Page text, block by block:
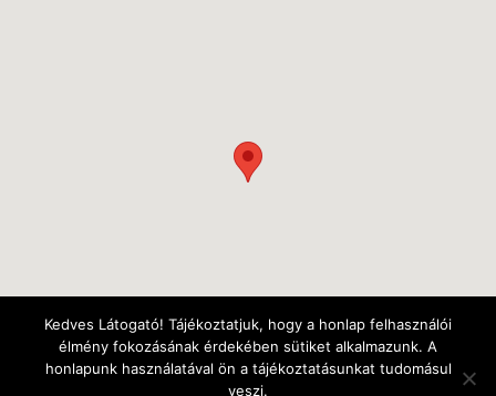
Kedves Látogató! Tájékoztatjuk, hogy a honlap felhasználói
élmény fokozásának érdekében sütiket alkalmazunk. A
honlapunk használatával ön a tájékoztatásunkat tudomásul
veszi.